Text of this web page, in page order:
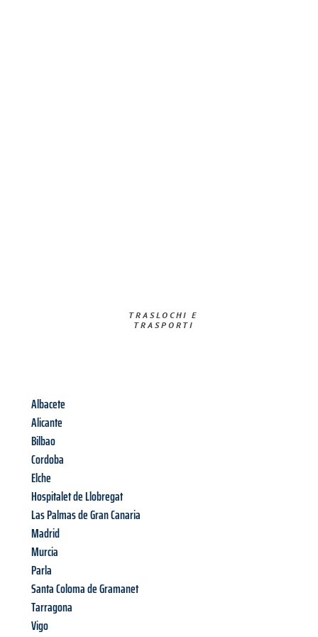
TRASLOCHI E
TRASPORTI​
Albacete
Alicante
Bilbao
Cordoba
Elche
Hospitalet de Llobregat
Las Palmas de Gran Canaria
Madrid
Murcia
Parla
Santa Coloma de Gramanet
Tarragona
Vigo